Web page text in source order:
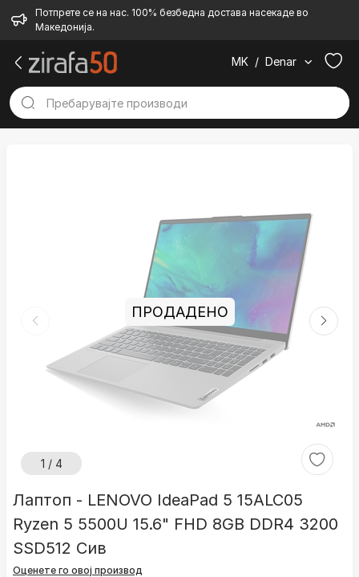
Потпрете се на нас. 100% безбедна достава насекаде во
Македонија.
MK / Denar
1 / 4
ПРОДАДЕНО
Лаптоп - LENOVO IdeaPad 5 15ALC05
Ryzen 5 5500U 15.6" FHD 8GB DDR4 3200
SSD512 Сив
Оценете го овој производ